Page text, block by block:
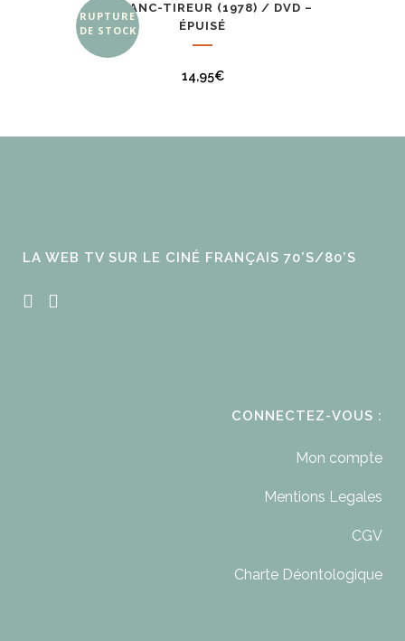
RUPTURE
DE STOCK
LE FRANC-TIREUR (1978) / DVD –
ÉPUISÉ
14,95€
LA WEB TV SUR LE CINÉ FRANÇAIS 70’S/80’S
CONNECTEZ-VOUS :
Mon compte
Mentions Legales
CGV
Charte Déontologique